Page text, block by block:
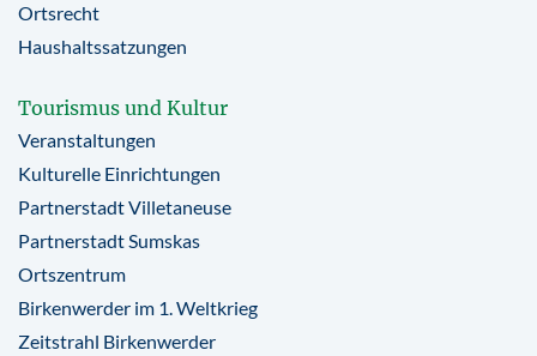
Ortsrecht
Haushaltssatzungen
Tourismus und Kultur
Veranstaltungen
Kulturelle Einrichtungen
Partnerstadt Villetaneuse
Partnerstadt Sumskas
Ortszentrum
Birkenwerder im 1. Weltkrieg
Zeitstrahl Birkenwerder